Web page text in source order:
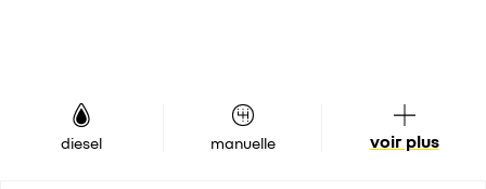
diesel manuelle voir plus